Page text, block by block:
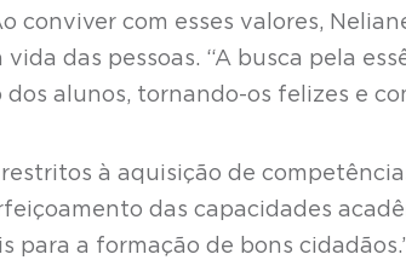
conviver com esses valores,
das pessoas. “A busca pela
alunos, tornando-os felizes e
à aquisição de
das capacidades
para a formação de bons